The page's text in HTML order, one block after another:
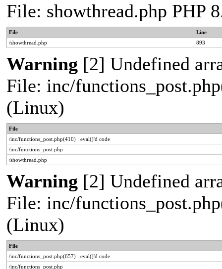
File: showthread.php PHP
File
Line
/showthread.php
893
Warning [2] Undefined
File: inc/
(Linux)
File
/inc/functions_post.php(410) : eval()'d code
/inc/functions_post.php
/showthread.php
Warning [2] Undefined
File: inc/
(Linux)
File
/inc/functions_post.php(657) : eval()'d code
/inc/functions_post.php